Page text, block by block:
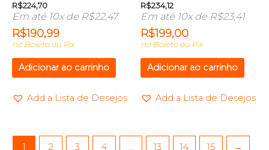
R$224,70
Em até 10x de R$22,47
R$190,99
no Boleto ou Pix
Adicionar ao carrinho
Add a Lista de Desejos
R$234,12
Em até 10x de R$23,41
R$199,00
no Boleto ou Pix
Adicionar ao carrinho
Add a Lista de Desejos
1 2 3 4 13 14 15 →